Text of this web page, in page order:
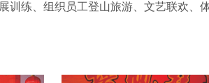
练、组织员工登山旅游、文艺联欢、